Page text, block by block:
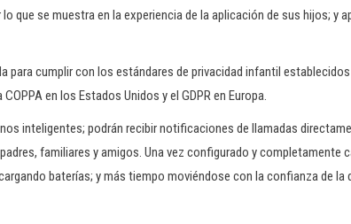
que se muestra en la experiencia de la aplicación de sus hijos; y
para cumplir con los estándares de privacidad infantil
en los Estados Unidos y el GDPR en Europa.
inteligentes; podrán recibir notificaciones de llamadas
familiares y amigos. Una vez configurado y completamente
baterías; y más tiempo moviéndose con la confianza de la